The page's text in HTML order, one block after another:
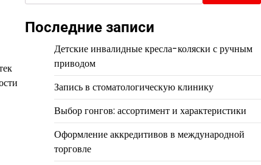
Последние записи
Детские инвалидные кресла-коляски с ручным
приводом
Запись в стоматологическую клинику
Выбор гонгов: ассортимент и характеристики
Оформление аккредитивов в международной
торговле